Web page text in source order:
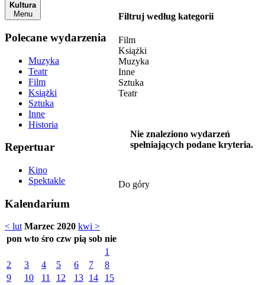
Kultura
Menu
Polecane wydarzenia
Muzyka
Teatr
Film
Książki
Sztuka
Inne
Historia
Repertuar
Kino
Spektakle
Kalendarium
< lut Marzec 2020 kwi >
pon wto śro czw pią sob nie
1
2
3 4 5 6 7
8
9
10 11 12 13 14
15
Filtruj według kategorii
Film
Książki
Muzyka
Inne
Sztuka
Teatr
Nie znaleziono wydarzeń
spełniających podane kryteria.
Do góry